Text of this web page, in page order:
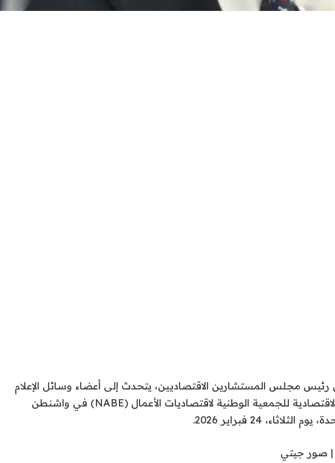
رئيس مجلس المستشارين الاقتصاديين، يتحدث إلى أعضاء وسائل الإعلام
خلال مؤتمر السياسة الاقتصادية للجمعية الوطنية لاقتصاديات الأعمال (NABE) في واشنطن
24 فبراير 2026.
| صور جيتي